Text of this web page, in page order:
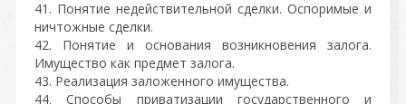
41. Понятие недействительной сделки. Оспоримые и
ничтожные сделки.
42. Понятие и основания возникновения залога.
Имущество как предмет залога.
43. Реализация заложенного имущества.
44. Способы приватизации государственного и